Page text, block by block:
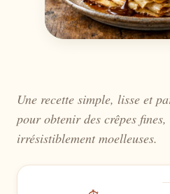
Une recette simple, lisse et
pour obtenir des crêpes fines,
irrésistiblement moelleuses.